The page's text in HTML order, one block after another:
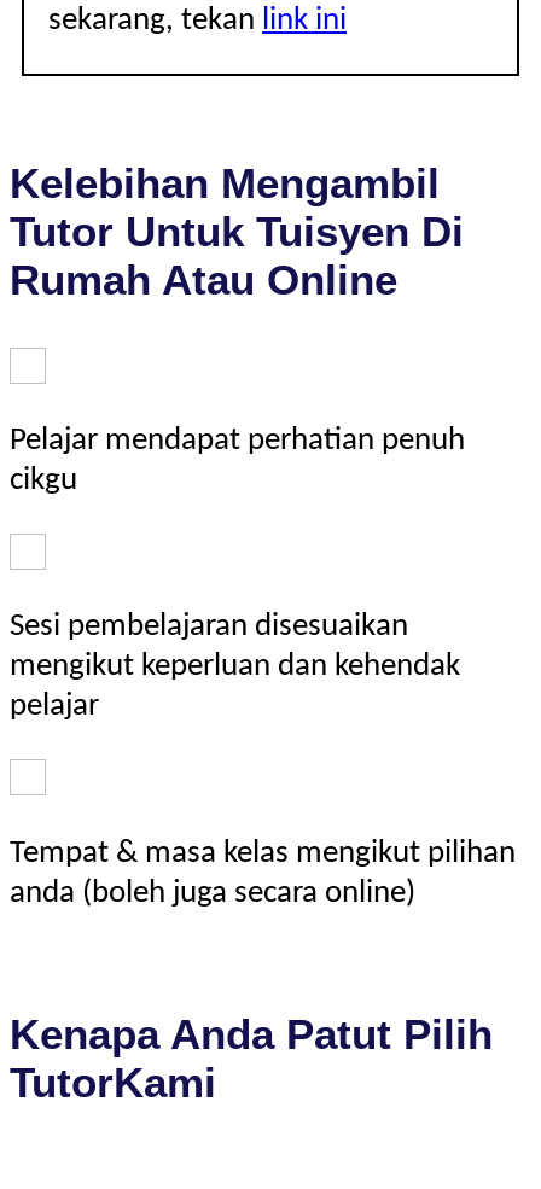
sekarang, tekan link ini
Kelebihan Mengambil
Tutor Untuk Tuisyen Di
Rumah Atau Online
Pelajar mendapat perhatian penuh
cikgu
Sesi pembelajaran disesuaikan
mengikut keperluan dan kehendak
pelajar
Tempat & masa kelas mengikut pilihan
anda (boleh juga secara online)
Kenapa Anda Patut Pilih
TutorKami